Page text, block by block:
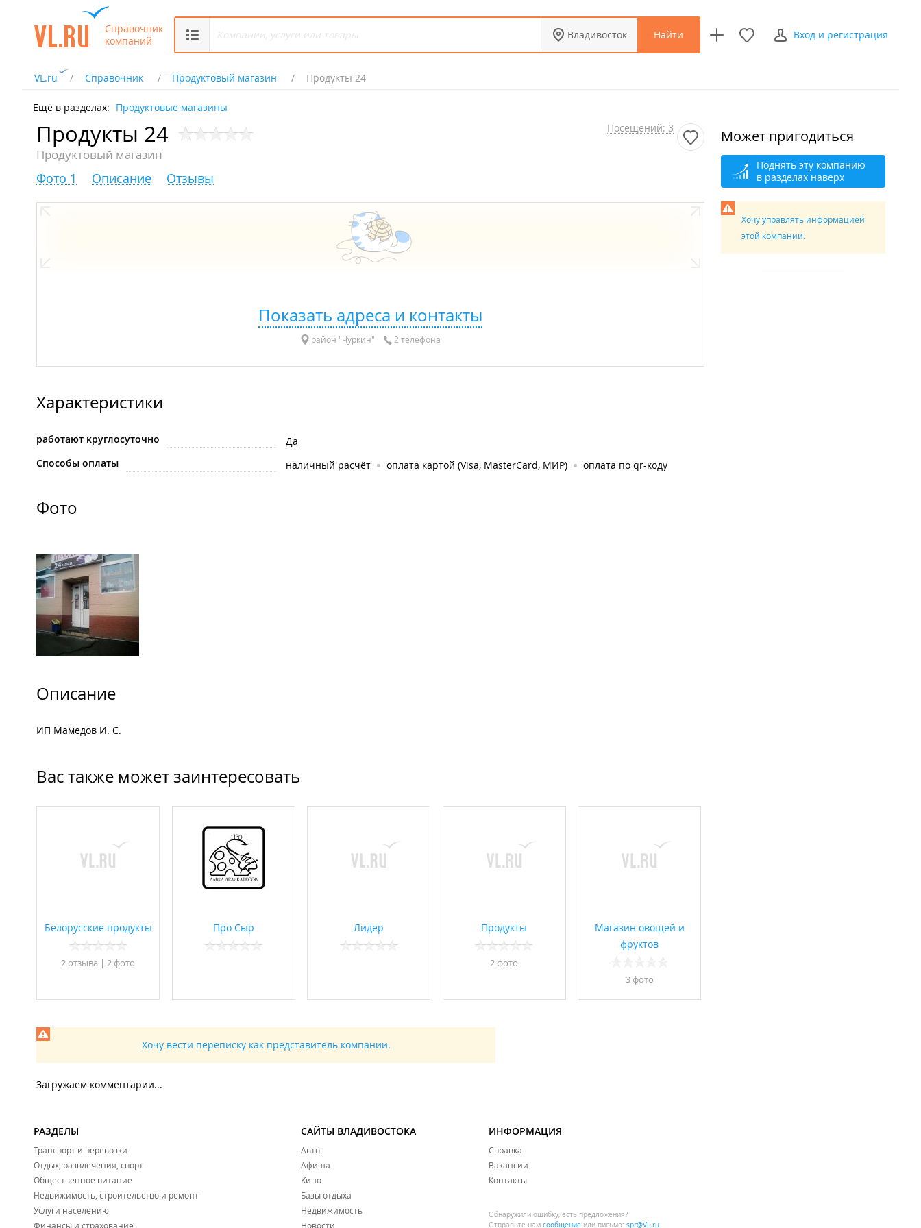
Справочник
компаний
Владивосток Найти Вход и регистрация
VL.ru Справочник Продуктовый магазин Продукты 24
Ещё в разделах: Продуктовые магазины
Продукты 24
Продуктовый магазин
Посещений: 3
Фото 1 Описание Отзывы
Показать адреса и контакты
район "Чуркин" 2 телефона
Характеристики
работают круглосуточно
Да
Способы оплаты
наличный расчёт оплата картой (Visa, MasterCard, МИР) оплата по qr-коду
Фото
Описание
ИП Мамедов И. С.
Вас также может заинтересовать
Белорусские продукты
2 отзывa | 2 фото
Про Сыр Лидер Продукты
2 фото
Магазин овощей и
фруктов
3 фото
Хочу вести переписку как представитель компании.
Загружаем комментарии...
Может пригодиться
Поднять эту компанию
в разделах наверх
Хочу управлять информацией
этой компании.
РАЗДЕЛЫ
Транспорт и перевозки
Отдых, развлечения, спорт
Общественное питание
Недвижимость, строительство и ремонт
Услуги населению
Финансы и страхование
САЙТЫ ВЛАДИВОСТОКА
Авто
Афиша
Кино
Базы отдыха
Недвижимость
Новости
ИНФОРМАЦИЯ
Справка
Вакансии
Контакты
Обнаружили ошибку, есть предложения?
Отправьте нам сообщение или письмо: spr@VL.ru